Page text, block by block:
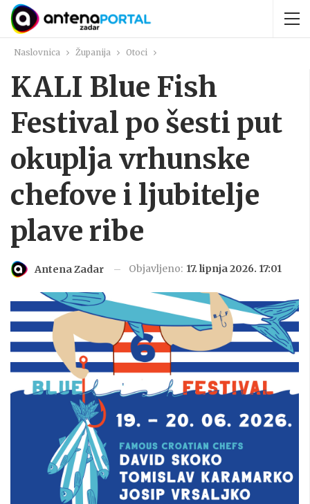
Naslovnica Županija Otoci
KALI Blue Fish
Festival po šesti put
okuplja vrhunske
chefove i ljubitelje
plave ribe
Antena Zadar Objavljeno: 17. lipnja 2026. 17:01